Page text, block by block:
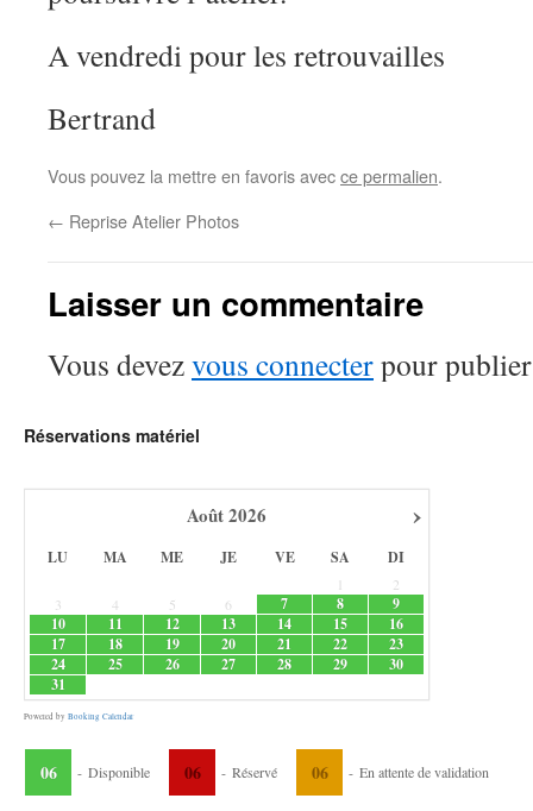
A vendredi pour les retrouvailles
Bertrand
Vous pouvez la mettre en favoris avecce permalien.
← Reprise Atelier Photos
Laisser un commentaire
Vous devezvous connecterpour
Réservations matériel
›
Août2026
LU MA ME JE VE SA DI
1
2
3
4 5 6 7 8
9
10
11 12 13 14 15
16
17
18 19 20 21 22
23
24
25 26 27 28 29
30
31
Powered by Booking Calendar
06 - Disponible 06 - Réservé 06 - En attente de validation